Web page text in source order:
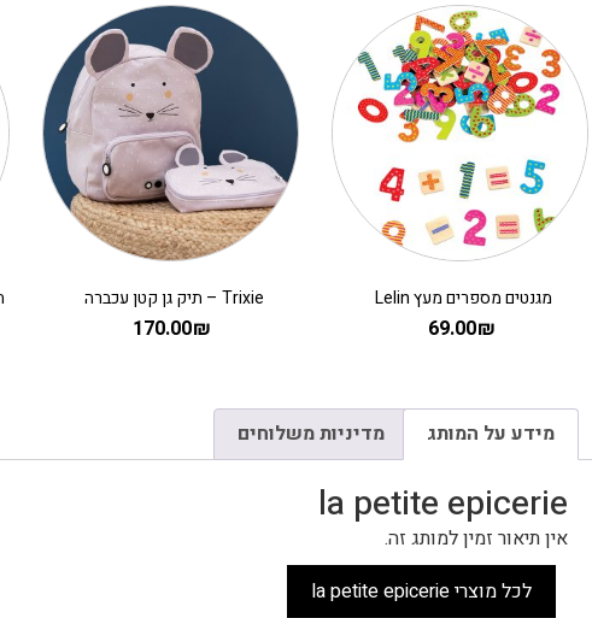
מגנטים מספרים מעץ Lelin
69.00₪
Trixie – תיק גן קטן עכברה
170.00₪
מידע על המותג מדיניות משלוחים
la petite epicerie
אין תיאור זמין למותג זה.
לכל מוצרי la petite epicerie